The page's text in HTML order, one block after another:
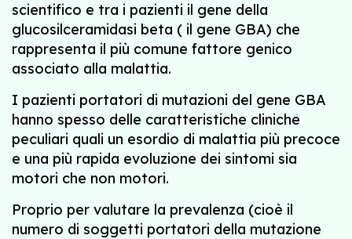
scientifico e tra i pazienti il gene della
glucosilceramidasi beta ( il gene GBA) che
rappresenta il più comune fattore genico
associato alla malattia.
I pazienti portatori di mutazioni del gene GBA
hanno spesso delle caratteristiche cliniche
peculiari quali un esordio di malattia più precoce
e una più rapida evoluzione dei sintomi sia
motori che non motori.
Proprio per valutare la prevalenza (cioè il
numero di soggetti portatori della mutazione